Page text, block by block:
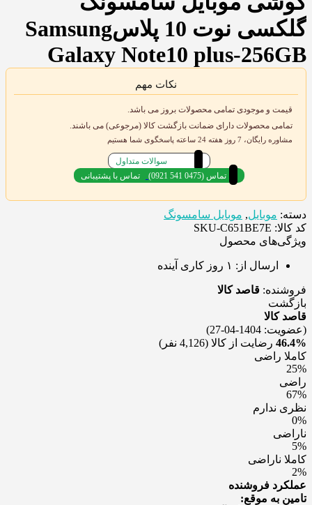
گلکسی نوت 10 پلاسSamsung
Galaxy Note10 plus-256GB
نکات مهم
قیمت و موجودی تمامی محصولات بروز می باشد.
تمامی محصولات دارای ضمانت بازگشت کالا (مرجوعی) می باشند.
مشاوره رایگان، 7 روز هفته 24 ساعته پاسخگوی شما هستیم
سوالات متداول
(0921 541 0475) تماس
تماس با پشتیبانی
دسته: موبایل, موبایل سامسونگ
کد کالا: SKU-C651BE7E
ویژگی‌های محصول
ارسال از: ۱ روز کاری آینده
فروشنده: قاصد کالا
بازگشت
قاصد کالا
(عضویت: 1404-04-27)
46.4% رضایت از کالا (4,126 نفر)
کاملا راضی
25%
راضی
67%
نظری ندارم
0%
ناراضی
5%
کاملا ناراضی
2%
عملکرد فروشنده
تامین به موقع: